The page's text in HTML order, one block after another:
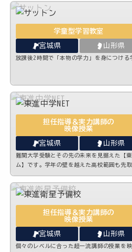
学童型学習教室
宮城県 山形県
放課後2時間で「本物の学力」を身につける
担任指導＆実力講師の
映像授業
宮城県 山形県
難関大学受験とその先の未来を見据えた【
ム】です。学年の壁を越えた高校範囲も先
担任指導＆実力講師の
映像授業
宮城県 山形県
個々のレベルに合った超一流講師の授業を